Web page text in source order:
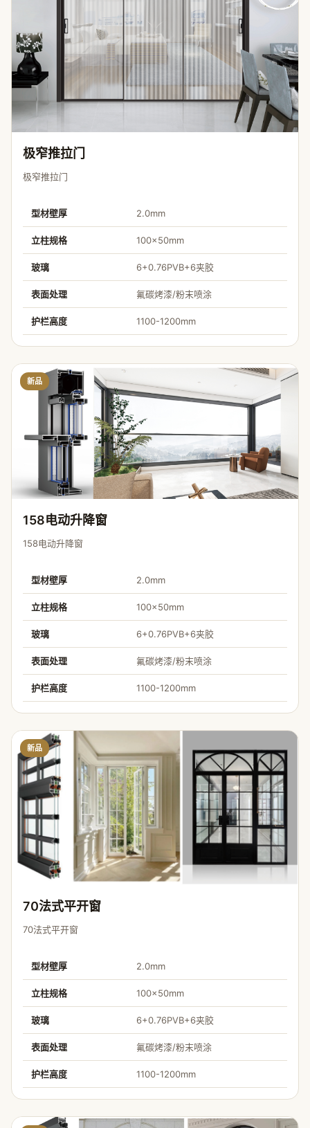
极窄推拉门
极窄推拉门
型材壁厚 2.0mm
立柱规格 100×50mm
玻璃 6+0.76PVB+6夹胶
表面处理 氟碳烤漆/粉末喷涂
护栏高度 1100-1200mm
新品
158电动升降窗
158电动升降窗
型材壁厚 2.0mm
立柱规格 100×50mm
玻璃 6+0.76PVB+6夹胶
表面处理 氟碳烤漆/粉末喷涂
护栏高度 1100-1200mm
新品
70法式平开窗
70法式平开窗
型材壁厚 2.0mm
立柱规格 100×50mm
玻璃 6+0.76PVB+6夹胶
表面处理 氟碳烤漆/粉末喷涂
护栏高度 1100-1200mm